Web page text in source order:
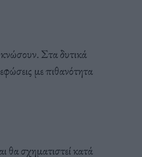
Στα δυτικά
με πιθανότητα
θα σχηματιστεί κατά